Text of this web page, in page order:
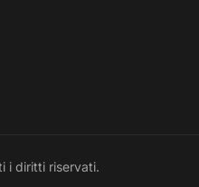
i diritti riservati.